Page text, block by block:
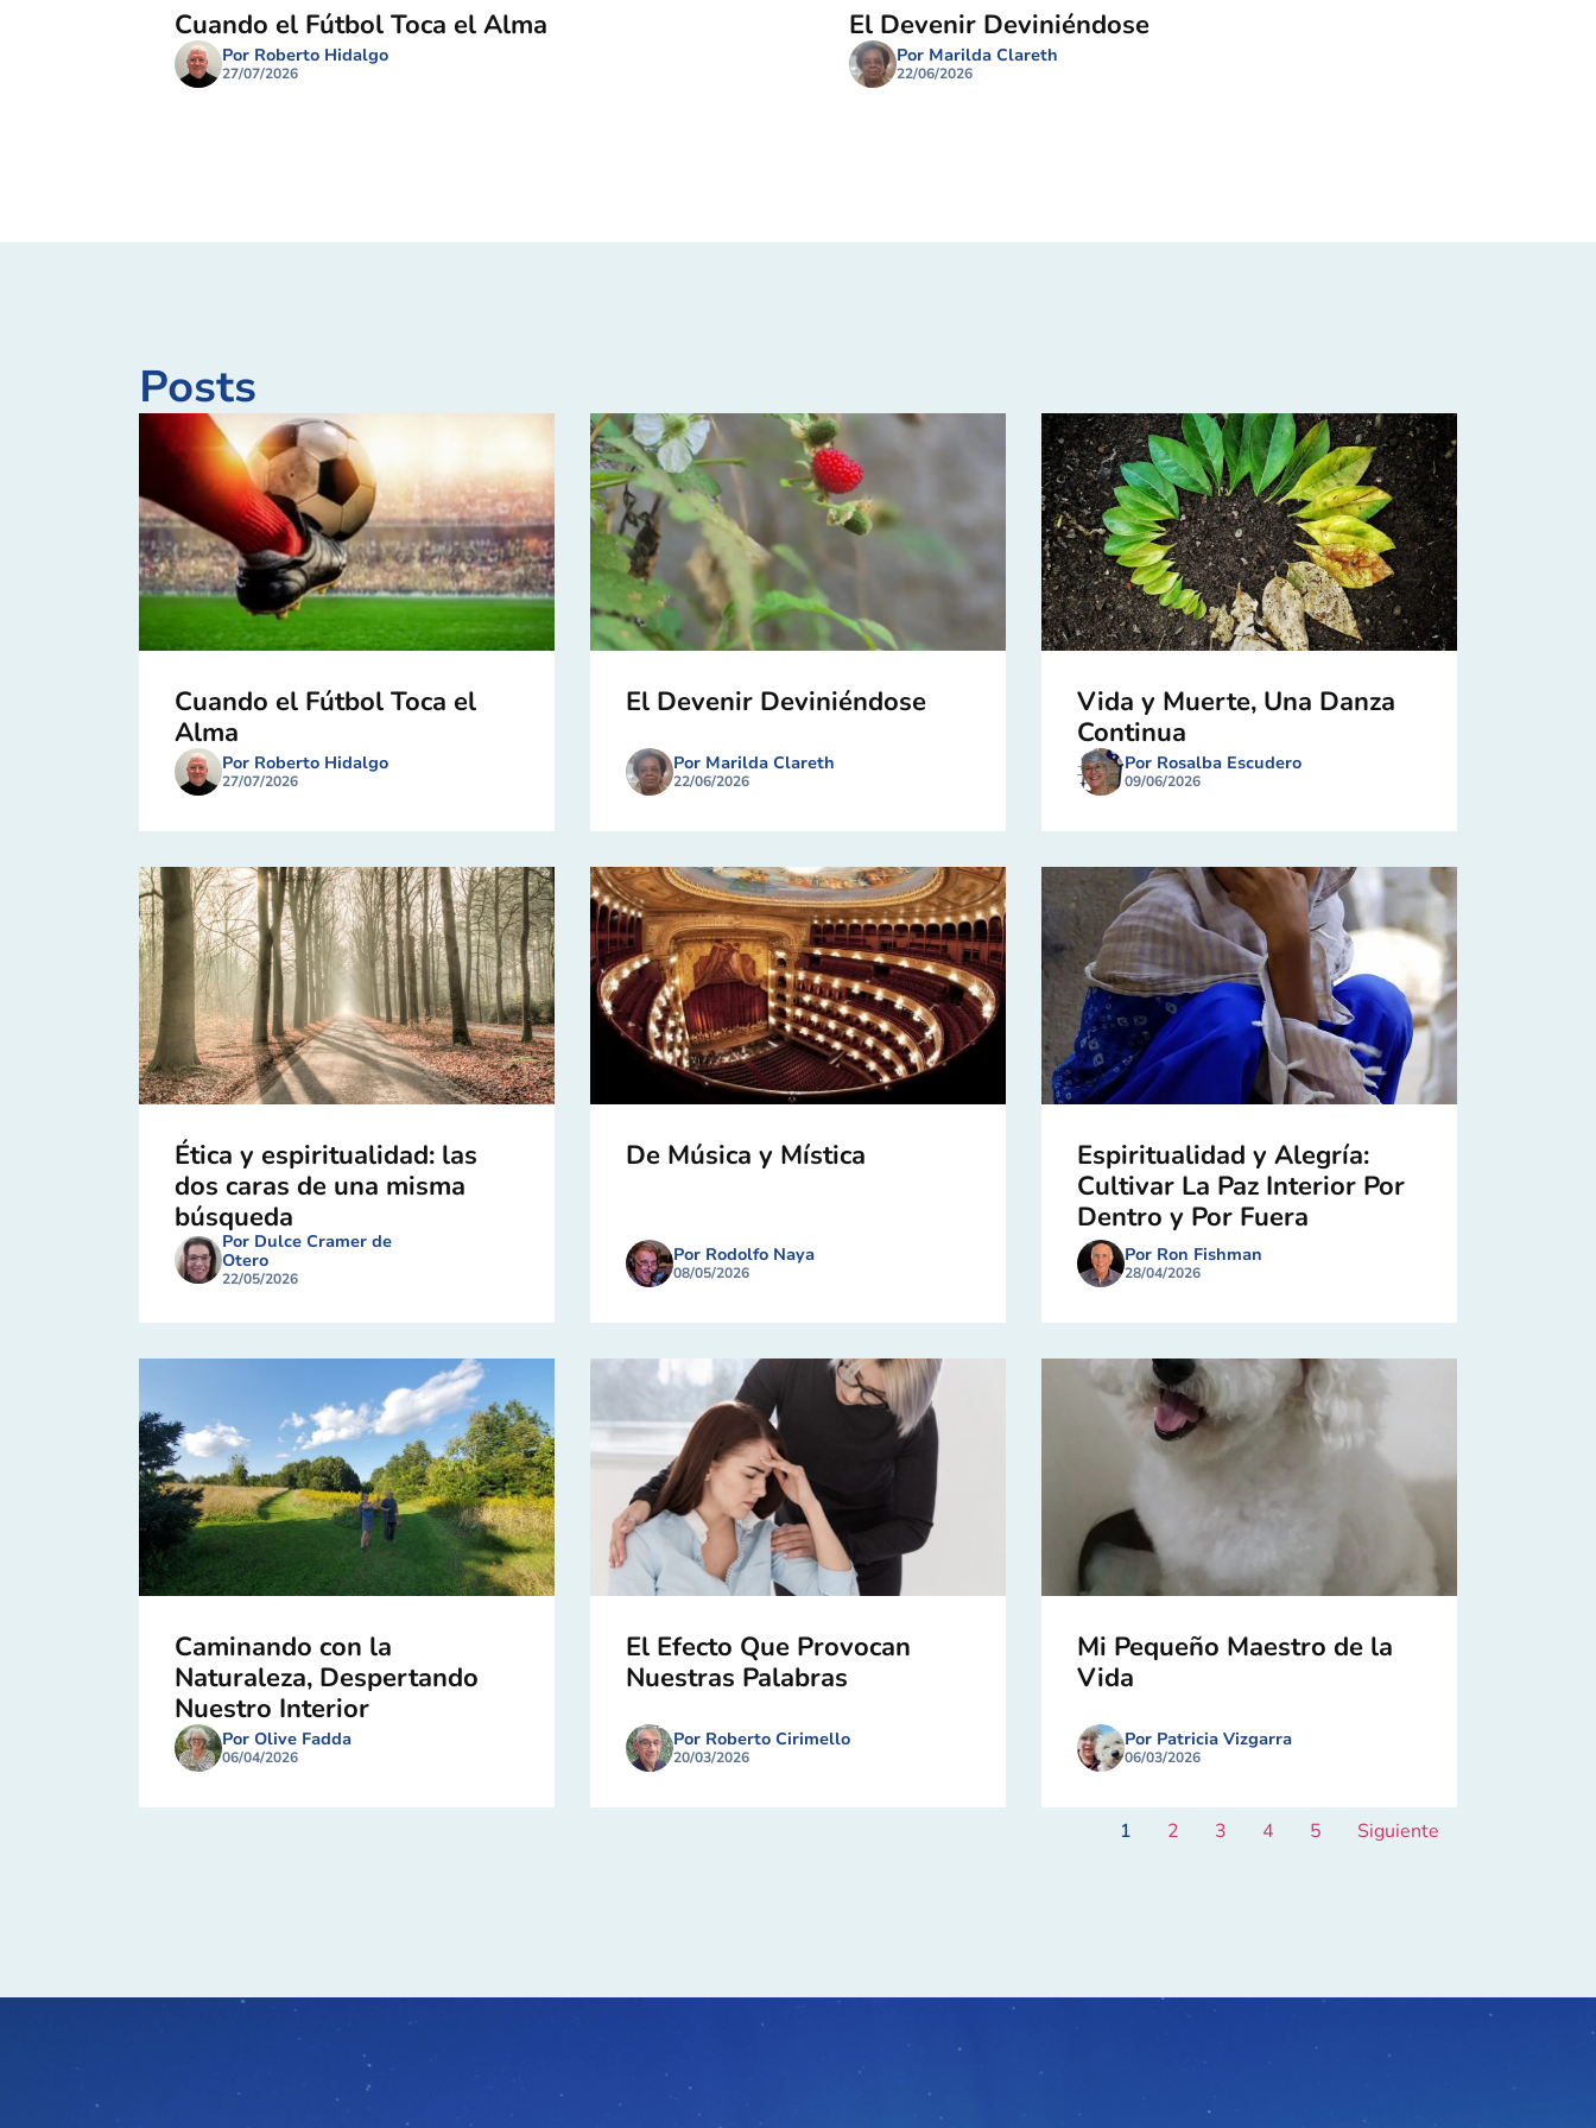
Cuando el Fútbol Toca el Alma
Por Roberto Hidalgo
27/07/2026
El Devenir Deviniéndose
Por Marilda Clareth
22/06/2026
Posts
Cuando el Fútbol Toca el
Alma
Por Roberto Hidalgo
27/07/2026
El Devenir Deviniéndose
Por Marilda Clareth
22/06/2026
Vida y Muerte, Una Danza
Continua
Por Rosalba Escudero
09/06/2026
Ética y espiritualidad: las
dos caras de una misma
búsqueda
Por Dulce Cramer de
Otero
22/05/2026
De Música y Mística
Por Rodolfo Naya
08/05/2026
Espiritualidad y Alegría:
Cultivar La Paz Interior Por
Dentro y Por Fuera
Por Ron Fishman
28/04/2026
Caminando con la
Naturaleza, Despertando
Nuestro Interior
Por Olive Fadda
06/04/2026
El Efecto Que Provocan
Nuestras Palabras
Por Roberto Cirimello
20/03/2026
Mi Pequeño Maestro de la
Vida
Por Patricia Vizgarra
06/03/2026
1 2 3 4 5 Siguiente